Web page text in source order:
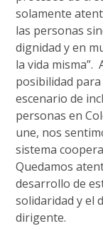
solamente
las personas
dignidad y en
la vida misma”.
posibilidad
escenario de
personas en
une, nos
sistema
Quedamos
desarrollo de
solidaridad y el
dirigente.